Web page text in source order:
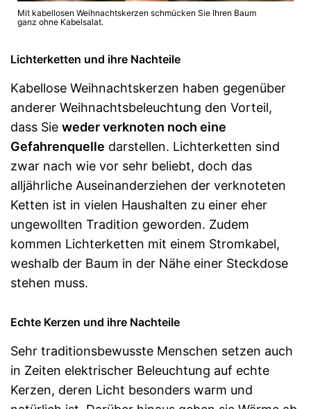
Mit kabellosen Weihnachtskerzen schmücken Sie Ihren Baum
ganz ohne Kabelsalat.
Lichterketten und ihre Nachteile
Kabellose Weihnachtskerzen haben gegenüber
anderer Weihnachtsbeleuchtung den Vorteil,
dass Sie weder verknoten noch eine
Gefahrenquelle darstellen. Lichterketten sind
zwar nach wie vor sehr beliebt, doch das
alljährliche Auseinanderziehen der verknoteten
Ketten ist in vielen Haushalten zu einer eher
ungewollten Tradition geworden. Zudem
kommen Lichterketten mit einem Stromkabel,
weshalb der Baum in der Nähe einer Steckdose
stehen muss.
Echte Kerzen und ihre Nachteile
Sehr traditionsbewusste Menschen setzen auch
in Zeiten elektrischer Beleuchtung auf echte
Kerzen, deren Licht besonders warm und